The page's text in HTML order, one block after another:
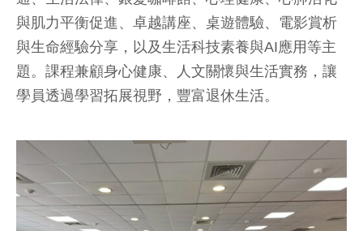
與肌力平衡促進、卓越講座、桌遊體驗、電影賞析
與生命經驗分享，以及生活科技素養與AI應用等主
題。課程兼顧身心健康、人文關懷與生活實務，讓
學員透過學習拓展視野，豐富退休生活。